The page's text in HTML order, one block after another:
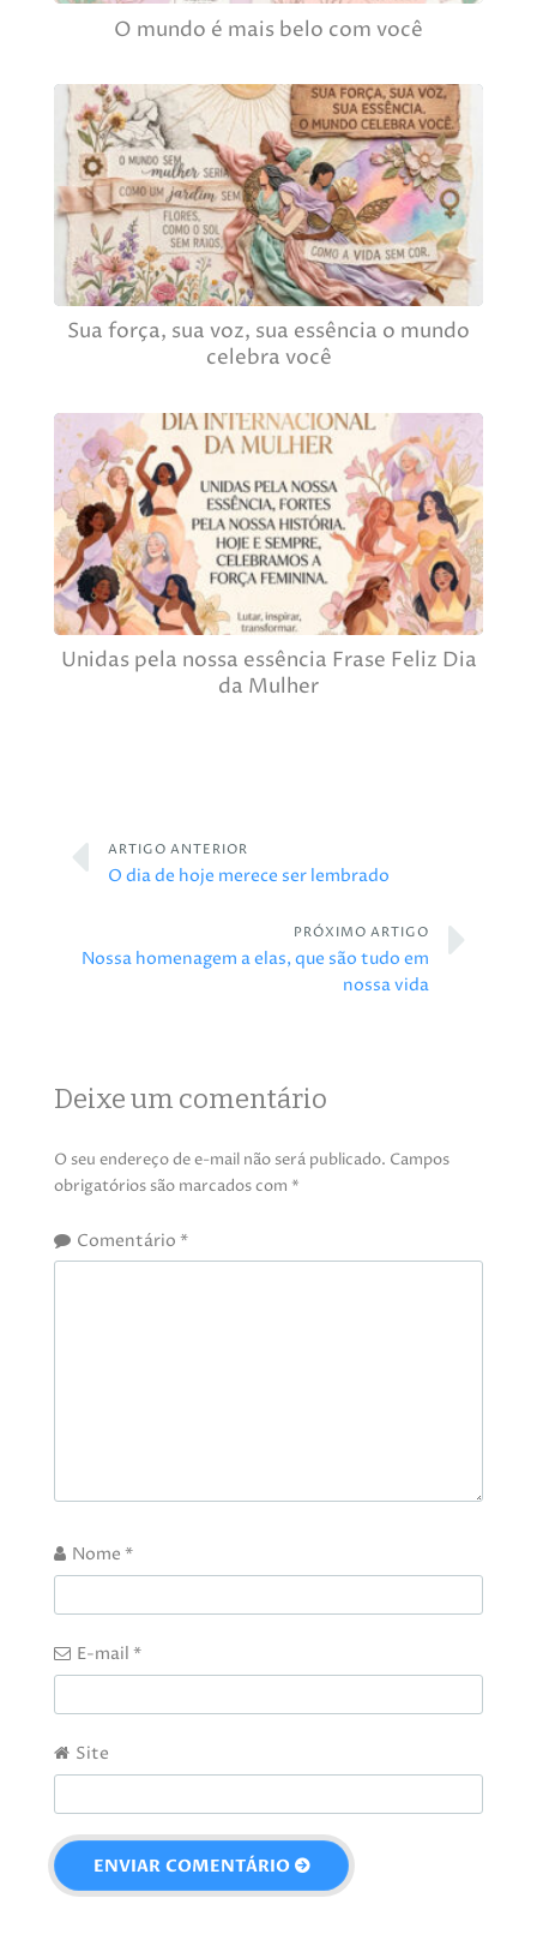
O mundo é mais belo com você
Sua força, sua voz, sua essência o mundo
celebra você
Unidas pela nossa essência Frase Feliz Dia
da Mulher
ARTIGO ANTERIOR
O dia de hoje merece ser lembrado
PRÓXIMO ARTIGO
Nossa homenagem a elas, que são tudo em
nossa vida
Deixe um comentário
O seu endereço de e-mail não será publicado. Campos
obrigatórios são marcados com *
Comentário *
Nome *
E-mail *
Site